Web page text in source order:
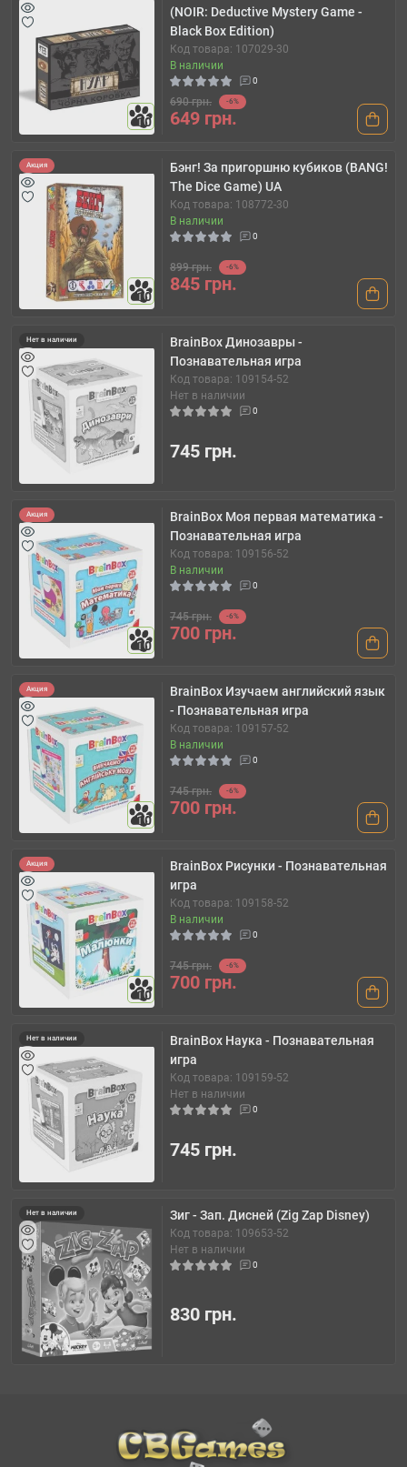
10
(NOIR: Deductive Mystery Game -
Black Box Edition)
Код товара: 107029-30
В наличии
0
690 грн. -6%
649 грн.
Акция
10
Бэнг! За пригоршню кубиков (BANG!
The Dice Game) UA
Код товара: 108772-30
В наличии
0
899 грн. -6%
845 грн.
Нет в наличии
BrainBox Динозавры -
Познавательная игра
Код товара: 109154-52
Нет в наличии
0
745 грн.
Акция
10
BrainBox Моя первая математика -
Познавательная игра
Код товара: 109156-52
В наличии
0
745 грн. -6%
700 грн.
Акция
10
BrainBox Изучаем английский язык
- Познавательная игра
Код товара: 109157-52
В наличии
0
745 грн. -6%
700 грн.
Акция
10
BrainBox Рисунки - Познавательная
игра
Код товара: 109158-52
В наличии
0
745 грн. -6%
700 грн.
Нет в наличии
BrainBox Наука - Познавательная
игра
Код товара: 109159-52
Нет в наличии
0
745 грн.
Нет в наличии Зиг - Зап. Дисней (Zig Zap Disney)
Код товара: 109653-52
Нет в наличии
0
830 грн.